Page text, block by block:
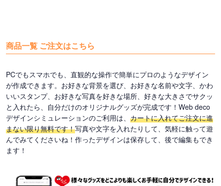
商品一覧 ご注文はこちら
PCでもスマホでも、直観的な操作で簡単にプロのようなデザイン
が作成できます。お好きな背景を選び、お好きな名前や文字、かわ
いいスタンプ、お好きな写真を好きな場所、好きな大きさでサクッ
と入れたら、自分だけのオリジナルグッズが完成です！Web deco
デザインシミュレーションのご利用は、 カートに入れてご注文に進
まない限り無料です！写真や文字を入れたりして、気軽に触って遊
んでみてくださいね！作ったデザインは保存して、後で編集もでき
ます！